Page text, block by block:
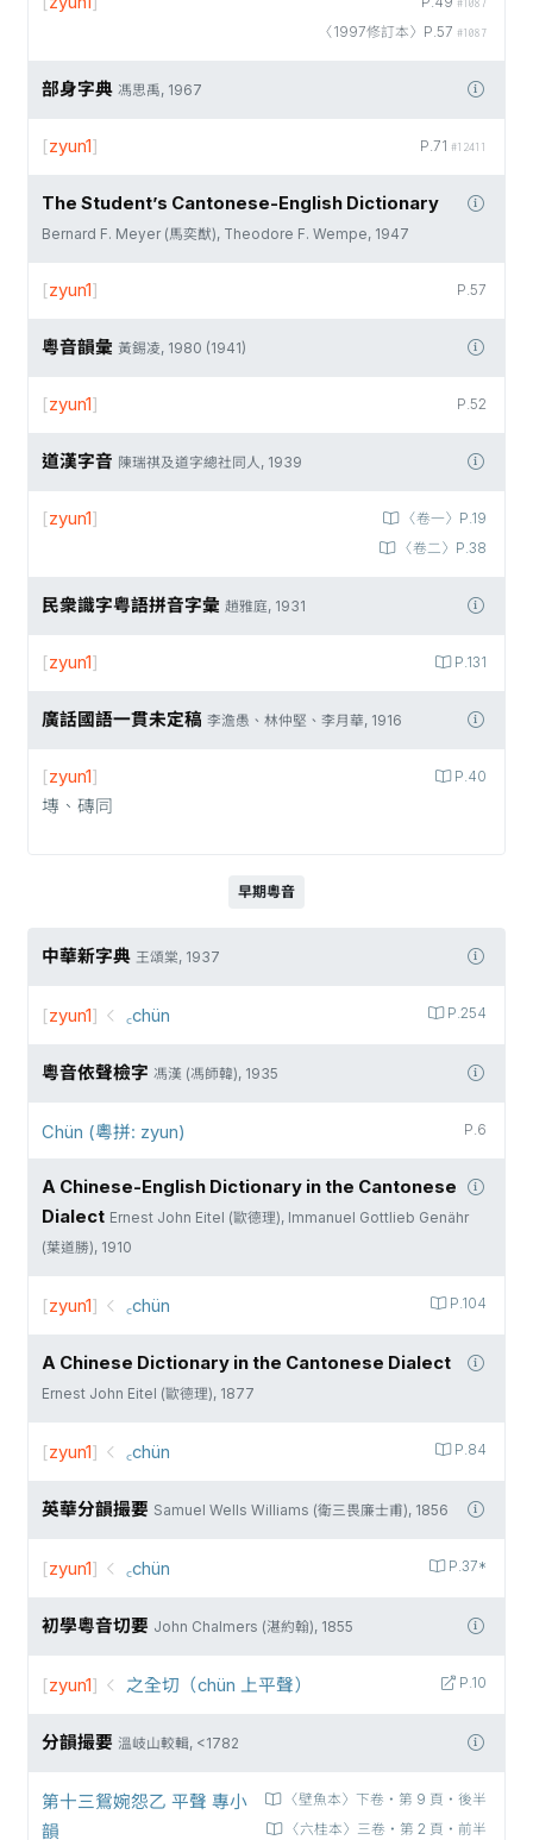
#1087
〈1997修訂本〉P.57 #1087
部身字典 馮思禹, 1967
P.71 #12411
[zyun1]
The Student’s Cantonese-English Dictionary
Bernard F. Meyer (馬奕猷), Theodore F. Wempe, 1947
P.57
[zyun1]
粵音韻彙 黃錫凌, 1980 (1941)
P.52
[zyun1]
道漢字音 陳瑞祺及道字總社同人, 1939
〈卷一〉P.19
〈卷二〉P.38
[zyun1]
民衆識字粤語拼音字彙 趙雅庭, 1931
P.131
[zyun1]
廣話國語一貫未定稿 李澹愚、林仲堅、李月華, 1916
P.40
[zyun1]
塼、磚同
早期粵音
中華新字典 王頌棠, 1937
P.254
[zyun1] ꜀chün
粵音依聲檢字 馮漢 (馮師韓), 1935
P.6
Chün (粵拼: zyun)
A Chinese-English Dictionary in the Cantonese
Dialect Ernest John Eitel (歐德理), Immanuel Gottlieb Genähr
(葉道勝), 1910
P.104
[zyun1] ꜀chün
A Chinese Dictionary in the Cantonese Dialect
Ernest John Eitel (歐德理), 1877
P.84
[zyun1] ꜀chün
英華分韻撮要 Samuel Wells Williams (衛三畏廉士甫), 1856
P.37*
[zyun1] ꜀chün
初學粵音切要 John Chalmers (湛約翰), 1855
P.10
[zyun1] 之全切（chün 上平聲）
分韻撮要 溫岐山較輯, <1782
〈壁魚本〉下卷‧第 9 頁‧後半
〈六桂本〉三卷‧第 2 頁‧前半
第十三鴛婉怨乙 平聲 專小
韻